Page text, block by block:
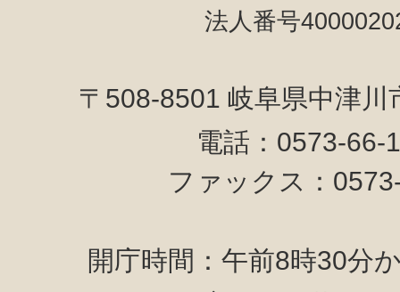
法人番号
〒508-8501 岐阜県中津
電話：0573-
ファックス：
開庁時間：午前8時30分